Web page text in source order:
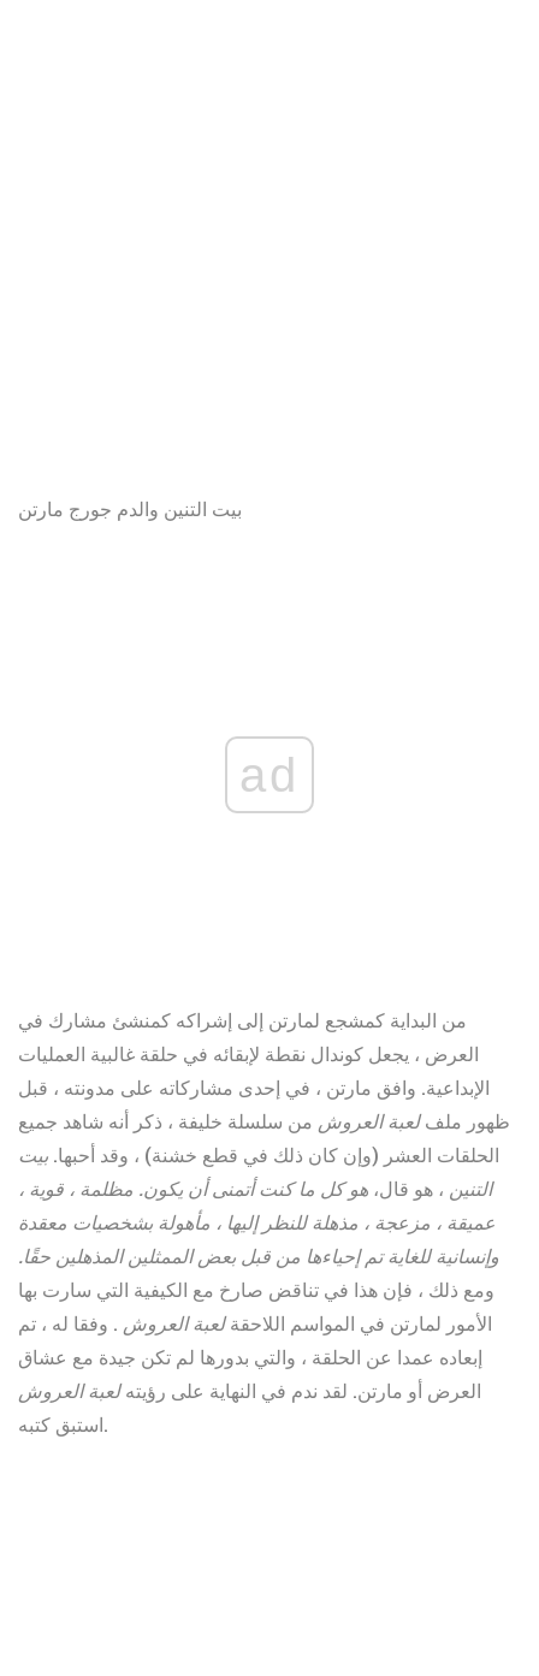
بيت التنين والدم جورج مارتن
ad
من البداية كمشجع لمارتن إلى إشراكه كمنشئ مشارك في
العرض ، يجعل كوندال نقطة لإبقائه في حلقة غالبية العمليات
الإبداعية. وافق مارتن ، في إحدى مشاركاته على مدونته ، قبل
ظهور ملفلعبة العروش من سلسلة خليفة ، ذكر أنه شاهد جميع
الحلقات العشر (وإن كان ذلك في قطع خشنة) ، وقد أحبها. بيت
التنين ، هو قال، هو كل ما كنت أتمنى أن يكون. مظلمة ، قوية ،
عميقة ، مزعجة ، مذهلة للنظر إليها ، مأهولة بشخصيات معقدة
وإنسانية للغاية تم إحياءها من قبل بعض الممثلين المذهلين حقًا.
ومع ذلك ، فإن هذا في تناقض صارخ مع الكيفية التي سارت بها
الأمور لمارتن في المواسم اللاحقةلعبة العروش . وفقا له ، تم
إبعاده عمدا عن الحلقة ، والتي بدورها لم تكن جيدة مع عشاق
العرض أو مارتن. لقد ندم في النهاية على رؤيتهلعبة العروش
استبق كتبه.